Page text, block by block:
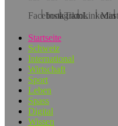
Startseite
Schweiz
International
Wirtschaft
Sport
Leben
Spass
Digital
Wissen